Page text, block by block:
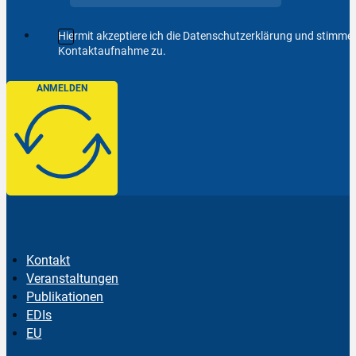
Hiermit akzeptiere ich die Datenschutzerklärung und
Kontaktaufnahme zu.
ANMELDEN
Kontakt
Veranstaltungen
Publikationen
EDIs
EU